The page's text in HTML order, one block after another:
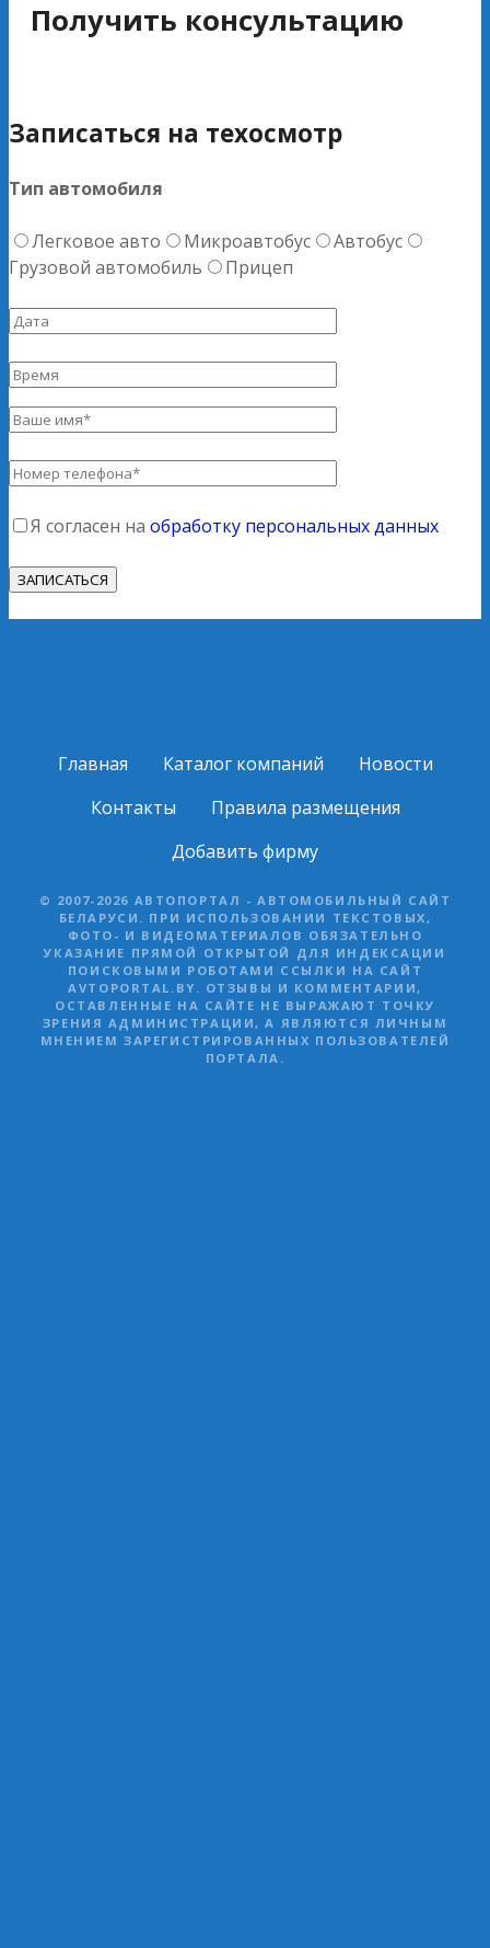
Получить консультацию
Записаться на техосмотр
Тип автомобиля
Легковое авто Микроавтобус
Автобус
Грузовой автомобиль
Прицеп
Я согласен на обработку персональных данных
Главная Каталог компаний
Новости
Контакты
Правила размещения
Добавить фирму
© 2007-2026 АВТОПОРТАЛ - АВТОМОБИЛЬНЫЙ САЙТ
БЕЛАРУСИ. ПРИ ИСПОЛЬЗОВАНИИ ТЕКСТОВЫХ,
ФОТО- И ВИДЕОМАТЕРИАЛОВ ОБЯЗАТЕЛЬНО
УКАЗАНИЕ ПРЯМОЙ ОТКРЫТОЙ ДЛЯ ИНДЕКСАЦИИ
ПОИСКОВЫМИ РОБОТАМИ ССЫЛКИ НА САЙТ
AVTOPORTAL.BY. ОТЗЫВЫ И КОММЕНТАРИИ,
ОСТАВЛЕННЫЕ НА САЙТЕ НЕ ВЫРАЖАЮТ ТОЧКУ
ЗРЕНИЯ АДМИНИСТРАЦИИ, А ЯВЛЯЮТСЯ ЛИЧНЫМ
МНЕНИЕМ ЗАРЕГИСТРИРОВАННЫХ ПОЛЬЗОВАТЕЛЕЙ
ПОРТАЛА.